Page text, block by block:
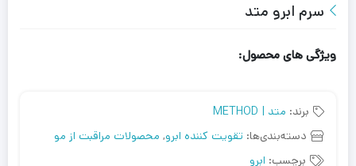
سرم ابرو متد
ویژگی های محصول:
برند: متد | METHOD
دسته‌بندی‌ها: تقویت کننده ابرو, محصولات مراقبت از مو
برچسب: ابرو